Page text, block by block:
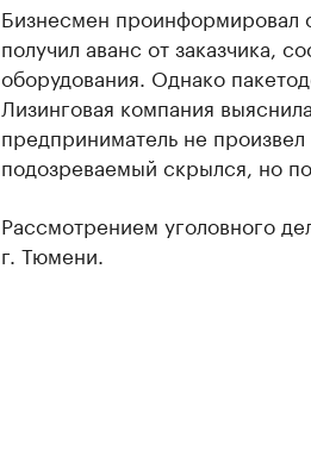
Бизнесмен проинформировал
получил аванс от заказчика,
оборудования. Однако
Лизинговая компания
предприниматель не произвел
подозреваемый скрылся, но
Рассмотрением уголовного
г. Тюмени.